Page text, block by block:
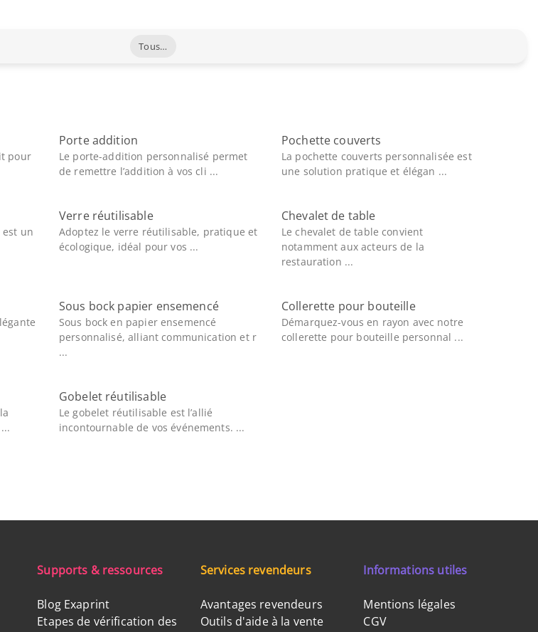
Tous les produits
pour
Porte addition
Le porte-addition personnalisé permet
de remettre l’addition à vos cli ...
Pochette couverts
La pochette couverts personnalisée est
une solution pratique et élégan ...
est un
Verre réutilisable
Adoptez le verre réutilisable, pratique et
écologique, idéal pour vos ...
Chevalet de table
Le chevalet de table convient
notamment aux acteurs de la
restauration ...
Sous bock papier ensemencé
Sous bock en papier ensemencé
personnalisé, alliant communication et r
...
Collerette pour bouteille
Démarquez-vous en rayon avec notre
collerette pour bouteille personnal ...
Gobelet réutilisable
Le gobelet réutilisable est l’allié
incontournable de vos événements. ...
Supports & ressources
Blog Exaprint
Etapes de vérification des
Services revendeurs
Avantages revendeurs
Outils d'aide à la vente
Informations utiles
Mentions légales
CGV